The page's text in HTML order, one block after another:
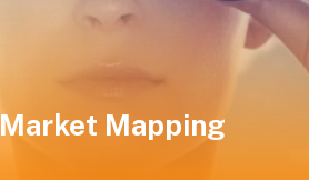
Market Mapping